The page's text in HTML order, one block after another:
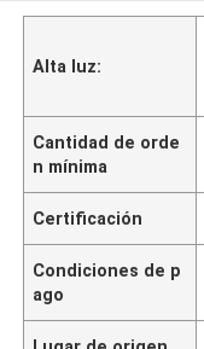
Alta luz:
Cantidad de orde
n mínima
Certificación
Condiciones de p
ago